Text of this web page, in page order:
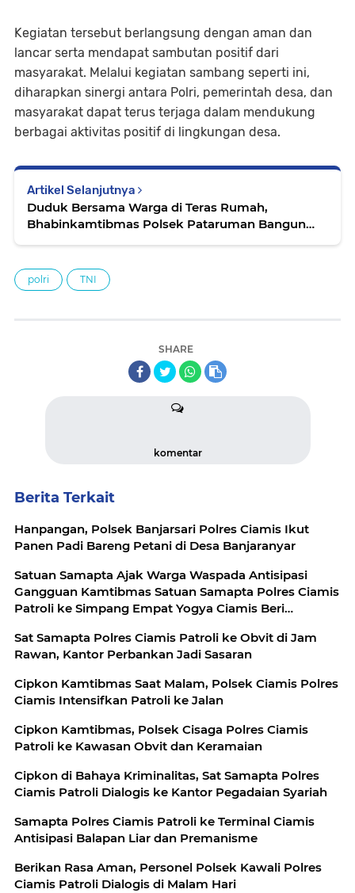
Kegiatan tersebut berlangsung dengan aman dan
lancar serta mendapat sambutan positif dari
masyarakat. Melalui kegiatan sambang seperti ini,
diharapkan sinergi antara Polri, pemerintah desa, dan
masyarakat dapat terus terjaga dalam mendukung
berbagai aktivitas positif di lingkungan desa.
Artikel Selanjutnya
Duduk Bersama Warga di Teras Rumah,
Bhabinkamtibmas Polsek Pataruman Bangun
polri TNI
SHARE
komentar
Berita Terkait
Hanpangan, Polsek Banjarsari Polres Ciamis Ikut
Panen Padi Bareng Petani di Desa Banjaranyar
Satuan Samapta Ajak Warga Waspada Antisipasi
Gangguan Kamtibmas Satuan Samapta Polres Ciamis
Patroli ke Simpang Empat Yogya Ciamis Beri
Samapta Polres Ciamis Beri Himbauan Kamtibmas ke
Warga
Sat Samapta Polres Ciamis Patroli ke Obvit di Jam
Rawan, Kantor Perbankan Jadi Sasaran
Cipkon Kamtibmas Saat Malam, Polsek Ciamis Polres
Ciamis Intensifkan Patroli ke Jalan
Cipkon Kamtibmas, Polsek Cisaga Polres Ciamis
Patroli ke Kawasan Obvit dan Keramaian
Cipkon di Bahaya Kriminalitas, Sat Samapta Polres
Ciamis Patroli Dialogis ke Kantor Pegadaian Syariah
Samapta Polres Ciamis Patroli ke Terminal Ciamis
Antisipasi Balapan Liar dan Premanisme
Berikan Rasa Aman, Personel Polsek Kawali Polres
Ciamis Patroli Dialogis di Malam Hari